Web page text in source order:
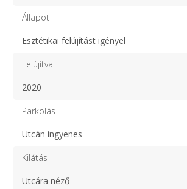
Állapot
Esztétikai felújítást igényel
Felújítva
2020
Parkolás
Utcán ingyenes
Kilátás
Utcára néző